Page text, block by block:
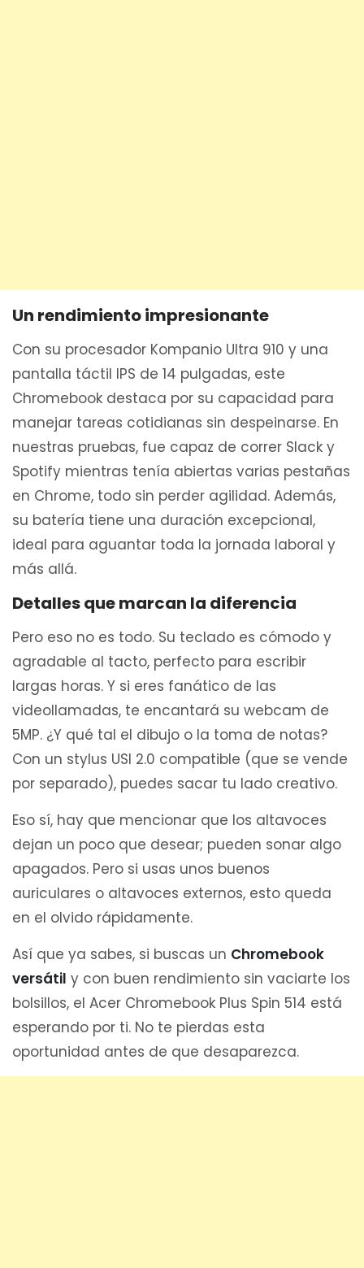
Un rendimiento impresionante
Con su procesador Kompanio Ultra 910 y una
pantalla táctil IPS de 14 pulgadas, este
Chromebook destaca por su capacidad para
manejar tareas cotidianas sin despeinarse. En
nuestras pruebas, fue capaz de correr Slack y
Spotify mientras tenía abiertas varias pestañas
en Chrome, todo sin perder agilidad. Además,
su batería tiene una duración excepcional,
ideal para aguantar toda la jornada laboral y
más allá.
Detalles que marcan la diferencia
Pero eso no es todo. Su teclado es cómodo y
agradable al tacto, perfecto para escribir
largas horas. Y si eres fanático de las
videollamadas, te encantará su webcam de
5MP. ¿Y qué tal el dibujo o la toma de notas?
Con un stylus USI 2.0 compatible (que se vende
por separado), puedes sacar tu lado creativo.
Eso sí, hay que mencionar que los altavoces
dejan un poco que desear; pueden sonar algo
apagados. Pero si usas unos buenos
auriculares o altavoces externos, esto queda
en el olvido rápidamente.
Así que ya sabes, si buscas un Chromebook
versátil y con buen rendimiento sin vaciarte los
bolsillos, el Acer Chromebook Plus Spin 514 está
esperando por ti. No te pierdas esta
oportunidad antes de que desaparezca.